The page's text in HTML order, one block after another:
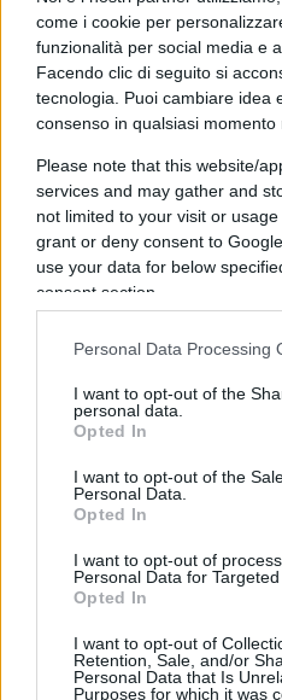
come i cookie per
funzionalità per social media e
Facendo clic di seguito si
tecnologia. Puoi cambiare idea
consenso in qualsiasi
Please note that this website/
services and may gather and
not limited to your visit or
grant or deny consent to
use your data for below
consent section.
Personal Data Processing
I want to opt-out of the
personal data.
Opted In
I want to opt-out of the
Personal Data.
Opted In
I want to opt-out of
Personal Data for Targeted
Opted In
I want to opt-out of
Retention, Sale, and/or
Personal Data that Is
Purposes for which it was
per un bilancio “veritiero
richiede il codice civile.
Damocle sulla testa il
l’ennesimo anno salvo
magari pensando di
l’impero editoriale che
ElMundo,Marcaed
Paese iberico diVivendi
PaiseAs, può
I capricci di
Ma se Cairo non ride,
diverte. Candidato-
visto che il suo vecchio
come sempre contro
Ministro dello Sviluppo
Giorgetti, gli ha trovato